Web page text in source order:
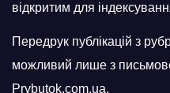
відкритим для
Передрук публікацій з
можливий лише з
Prybutok.com.ua.